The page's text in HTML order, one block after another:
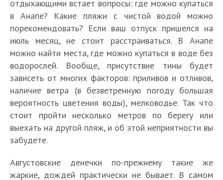
отдыхающими встает вопросы: где можно купаться
в Анапе? Какие пляжи с чистой водой можно
порекомендовать? Если ваш отпуск пришелся на
июль месяц, не стоит расстраиваться. В Анапе
можно найти места, где можно купаться в воде без
водорослей. Вообще, присутствие тины будет
зависеть от многих факторов: приливов и отливов,
наличие ветра (в безветренную погоду большая
вероятность цветения воды), мелководье. Так что
стоит пройти несколько метров по берегу или
выехать на другой пляж, и об этой неприятности вы
забудете.
Августовские денечки по-прежнему такие же
жаркие, дождей практически не бывает. В самом